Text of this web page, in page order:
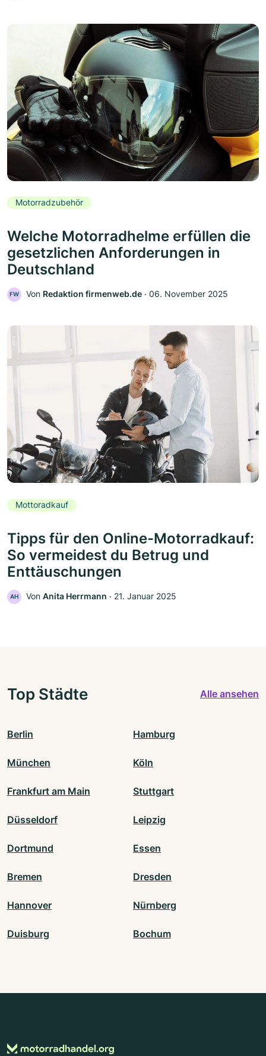
Motorradzubehör
Welche Motorradhelme erfüllen die
gesetzlichen Anforderungen in
Deutschland
FW Von Redaktion firmenweb.de ‧ 06. November 2025
Mottoradkauf
Tipps für den Online-Motorradkauf:
So vermeidest du Betrug und
Enttäuschungen
AH Von Anita Herrmann ‧ 21. Januar 2025
Top Städte Alle ansehen
Berlin Hamburg
München Köln
Frankfurt am Main Stuttgart
Düsseldorf Leipzig
Dortmund Essen
Bremen Dresden
Hannover Nürnberg
Duisburg Bochum